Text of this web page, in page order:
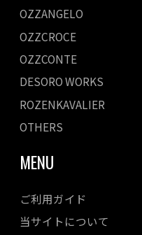
OZZANGELO
OZZCROCE
OZZCONTE
DESORO WORKS
ROZENKAVALIER
OTHERS
MENU
ご利用ガイド
当サイトについて